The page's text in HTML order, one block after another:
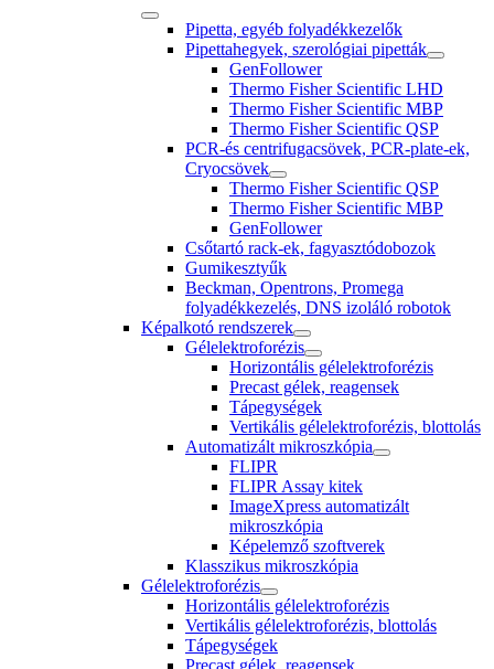
Pipetta, egyéb folyadékkezelők
Pipettahegyek, szerológiai pipetták
GenFollower
Thermo Fisher Scientific LHD
Thermo Fisher Scientific MBP
Thermo Fisher Scientific QSP
PCR-és centrifugacsövek, PCR-plate-ek,
Cryocsövek
Thermo Fisher Scientific QSP
Thermo Fisher Scientific MBP
GenFollower
Csőtartó rack-ek, fagyasztódobozok
Gumikesztyűk
Beckman, Opentrons, Promega
folyadékkezelés, DNS izoláló robotok
Képalkotó rendszerek
Gélelektroforézis
Horizontális gélelektroforézis
Precast gélek, reagensek
Tápegységek
Vertikális gélelektroforézis, blottolás
Automatizált mikroszkópia
FLIPR
FLIPR Assay kitek
ImageXpress automatizált
mikroszkópia
Képelemző szoftverek
Klasszikus mikroszkópia
Gélelektroforézis
Horizontális gélelektroforézis
Vertikális gélelektroforézis, blottolás
Tápegységek
Precast gélek, reagensek